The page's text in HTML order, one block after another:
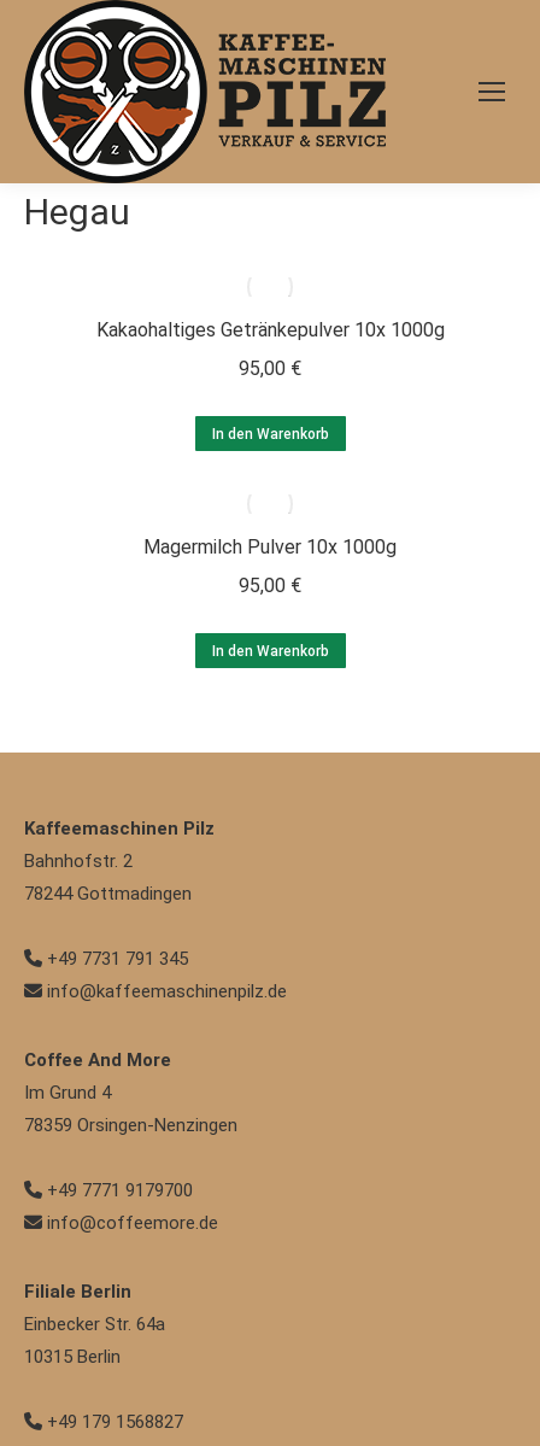
Hegau
Kakaohaltiges Getränkepulver 10x 1000g
95,00 €
In den Warenkorb
Magermilch Pulver 10x 1000g
95,00 €
In den Warenkorb
Kaffeemaschinen Pilz
Bahnhofstr. 2
78244 Gottmadingen
+49 7731 791 345
info@kaffeemaschinenpilz.de
Coffee And More
Im Grund 4
78359 Orsingen-Nenzingen
+49 7771 9179700
info@coffeemore.de
Filiale Berlin
Einbecker Str. 64a
10315 Berlin
+49 179 1568827